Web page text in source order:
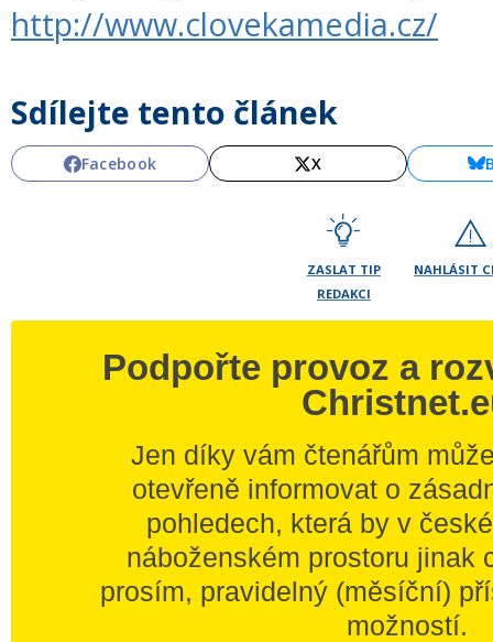
http://www.clovekamedia.cz/
Sdílejte tento článek
Facebook X
ZASLAT TIP
REDAKCI
NAHLÁSIT